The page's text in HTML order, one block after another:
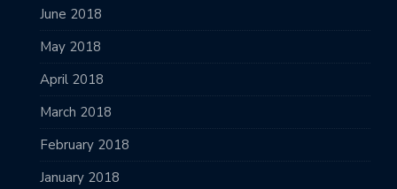
June 2018
May 2018
April 2018
March 2018
February 2018
January 2018